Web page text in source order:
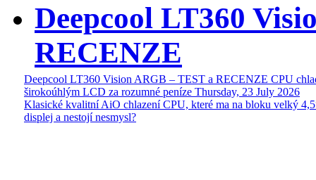
Deepcool LT360
RECENZE
Deepcool LT360 Vision ARGB – TEST a RECENZE CPU
širokoúhlým LCD za rozumné peníze Thursday, 23 July 2026
Klasické kvalitní AiO chlazení CPU, které ma na bloku velký
displej a nestojí nesmysl?